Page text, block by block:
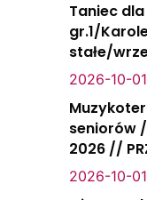
Taniec
gr.1/
stałe/
2026-10-01
seniorów //
2026 //
2026-10-01